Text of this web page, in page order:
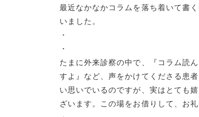
最近なかなかコラムを落ち着いて書
いました。
・
・
たまに外来診察の中で、『コラム読
すよ』など、声をかけてくださる患
い思いでいるのですが、実はとても
ざいます。この場をお借りして、